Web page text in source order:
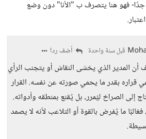
فهو هنا يتصرف ب "الأنا" دون وضع
قبل سنة واحدة أضف ردا
أن المدير الذي يخشى النقاش أو يتجنب الرأي
قراره بقدر ما يحمي صورته عن نفسه. القرار
إلى الصراخ ليُمرر، بل يُقنع بمنطقه وأدواته.
فغالبًا ما يُفرض بالقوة أو التلاعب لأنه لا يصمد